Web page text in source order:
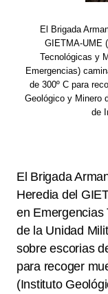
El Brigada
GIETMA-UME
Tecnológicas y
Emergencias)
de 300º C para
Geológico y Minero
de
El Brigada
Heredia del
en Emergencias
de la Unidad
sobre escorias
para recoger
(Instituto